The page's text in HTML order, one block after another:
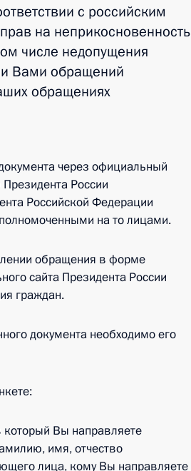
с российским
на неприкосновенность
числе недопущения
Вами обращений
обращениях
через официальный
России
Российской Федерации
на то лицами.
обращения в форме
сайта Президента России
граждан.
документа необходимо его
который Вы направляете
имя, отчество
лица, кому Вы направляете